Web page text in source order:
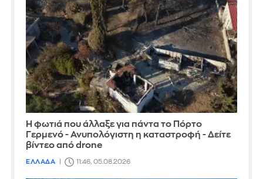
Η φωτιά που άλλαξε για πάντα το Πόρτο
Γερμενό - Ανυπολόγιστη η καταστροφή - Δείτε
βίντεο από drone
ΕΛΛΑΔΑ 11:46, 05.08.2026